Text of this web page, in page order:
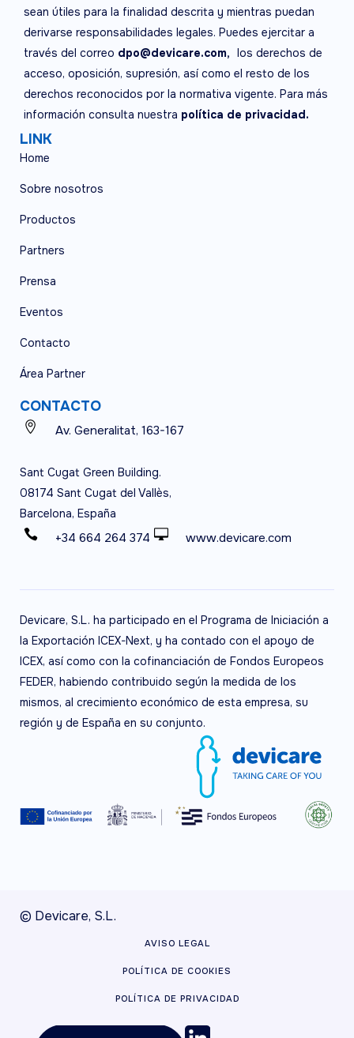
sean útiles para la finalidad descrita y mientras puedan
derivarse responsabilidades legales. Puedes ejercitar a
través del correo dpo@devicare.com,
los derechos de
acceso, oposición, supresión, así como el resto de los
derechos reconocidos por la normativa vigente. Para más
información consulta nuestra política de privacidad.
LINK
Home
Sobre nosotros
Productos
Partners
Prensa
Eventos
Contacto
Área Partner
CONTACTO
Av. Generalitat, 163-167
Sant Cugat Green Building.
08174 Sant Cugat del Vallès,
Barcelona, España
+34 664 264 374 www.devicare.com
Devicare, S.L. ha participado en el Programa de Iniciación a
la Exportación ICEX-Next, y ha contado con el apoyo de
ICEX, así como con la cofinanciación de Fondos Europeos
FEDER, habiendo contribuido según la medida de los
mismos, al crecimiento económico de esta empresa, su
región y de España en su conjunto.
© Devicare, S.L.
AVISO LEGAL
POLÍTICA DE COOKIES
POLÍTICA DE PRIVACIDAD